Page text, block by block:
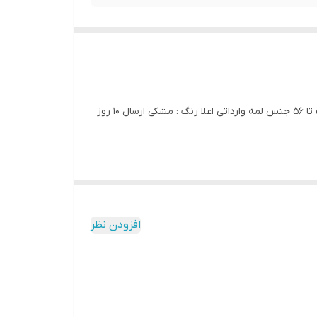
کد 7113 بلوز دامن مجلسی سه گل بیگ سایز آییلدیز دوخت و کیفیت تضمینی تنخور عالی ۴ ایکس مناسب ۴۴ تا ۵۰ ۵ ایکس مناسب ۵۲ تا ۵۶ جنس لمه وارداتی اعلا رنگ : مشکی ارسال 10 روز
افزودن نظر